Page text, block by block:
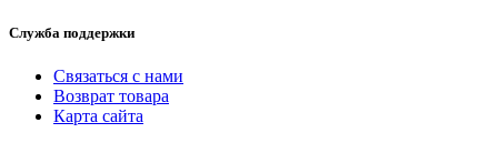
Служба поддержки
Связаться с нами
Возврат товара
Карта сайта